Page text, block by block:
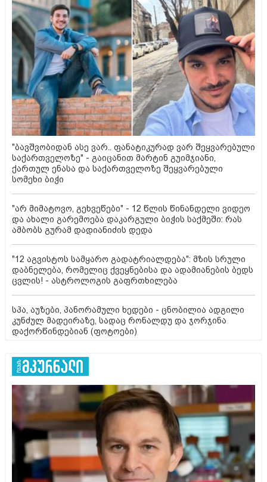
"ბავშვობიდან ასე ვარ.. ფანატიკურად ვარ შეყვარებული
საქართველოზე" - გაიცანით მარტინ გუიმჯიანი,
ქართულ ენასა და საქართველოზე შეყვარებული
სომეხი ბიჭი
"არ მიმატოვო, გეხვეწები" - 12 წლის წინანდელი ვიდეო
და ახალი გარემოება დაკარგული ბიჭის საქმეში: რას
ამბობს გურამ დადიანიძის დედა
"12 აგვისტოს სამყარო გადატრიალდება": მზის სრული
დაბნელება, რომელიც ქვეყნებისა და ადამიანების ბედს
ცვლის! - ასტროლოგის გაფრთხილება
სპა, აუზები, პანორამული ხედები - ცნობილია ადგილი
კუნძულ მადეირაზე, სადაც რონალდუ და ჯორჯინა
დაქორწინდებიან (ფოტოები)